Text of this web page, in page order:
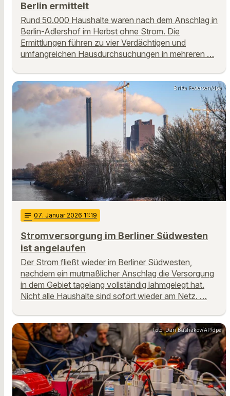
Berlin ermittelt
Rund 50.000 Haushalte waren nach dem Anschlag in
Berlin-Adlershof im Herbst ohne Strom. Die
Ermittlungen führen zu vier Verdächtigen und
umfangreichen Hausdurchsuchungen in mehreren …
Britta Pedersen/dpa
notes 07. Januar 2026 11:19
Stromversorgung im Berliner Südwesten
ist angelaufen
Der Strom fließt wieder im Berliner Südwesten,
nachdem ein mutmaßlicher Anschlag die Versorgung
in dem Gebiet tagelang vollständig lahmgelegt hat.
Nicht alle Haushalte sind sofort wieder am Netz. …
Foto: Dan Bashakov/AP/dpa